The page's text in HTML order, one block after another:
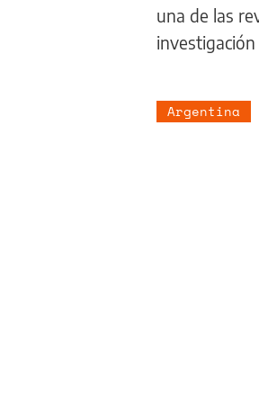
una de las
Argentina